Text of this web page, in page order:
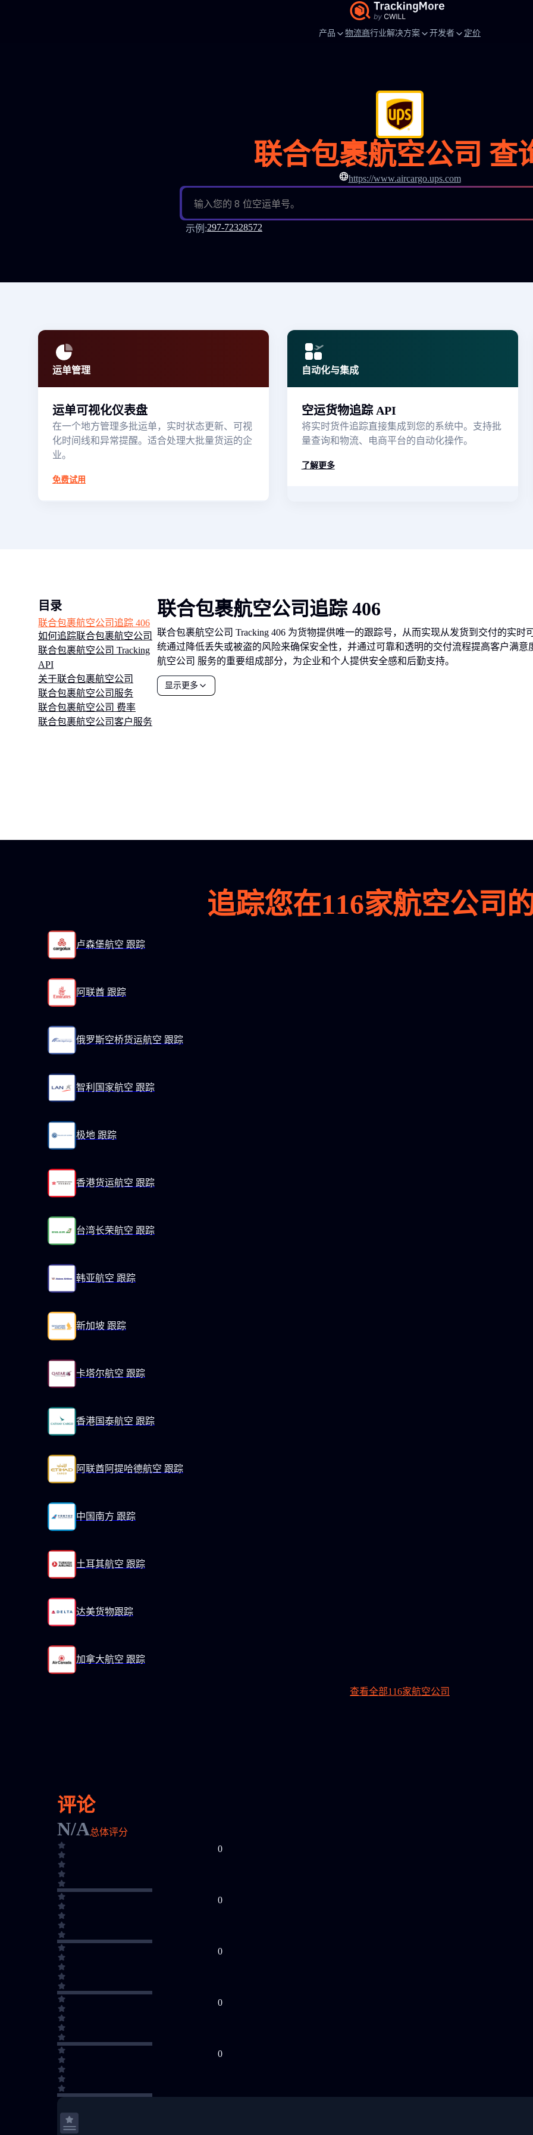
产品 物流商行业解决方案 开发者 定价
联合包裹航空公司 查
https://www.aircargo.ups.com
输入您的 8 位空运单号。
示例 :297-72328572
运单管理
运单可视化仪表盘
在一个地方管理多批运单，实时状态更新、可视
化时间线和异常提醒。适合处理大批量货运的企
业。
免费试用
自动化与集成
空运货物追踪 API
将实时货件追踪直接集成到您的系统中。支持批
量查询和物流、电商平台的自动化操作。
了解更多
目录
联合包裹航空公司追踪 406
如何追踪联合包裹航空公司
联合包裹航空公司 Tracking
API
关于联合包裹航空公司
联合包裹航空公司服务
联合包裹航空公司 费率
联合包裹航空公司客户服务
联合包裹航空公司追踪 406
联合包裹航空公司 Tracking 406 为货物提供唯一的跟踪号，从而实现从发货到交付的实时
统通过降低丢失或被盗的风险来确保安全性，并通过可靠和透明的交付流程提高客户满意
航空公司 服务的重要组成部分，为企业和个人提供安全感和后勤支持。
显示更多
追踪您在116家航空公司
卢森堡航空 跟踪
阿联酋 跟踪
俄罗斯空桥货运航空 跟踪
智利国家航空 跟踪
极地 跟踪
香港货运航空 跟踪
台湾长荣航空 跟踪
韩亚航空 跟踪
新加坡 跟踪
卡塔尔航空 跟踪
香港国泰航空 跟踪
阿联酋阿提哈德航空 跟踪
中国南方 跟踪
土耳其航空 跟踪
达美货物跟踪
加拿大航空 跟踪
查看全部116家航空公司
评论
N/A总体评分
0
0
0
0
0